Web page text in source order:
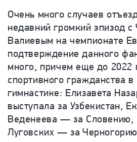
Очень много случаев
недавний громкий эпизод
Валиевым на чемпионате
подтверждение данного
много, причем еще до 2022
спортивного гражданства
гимнастике: Елизавета
выступала за Узбекистан,
Веденеева — за Словению,
Луговских — за